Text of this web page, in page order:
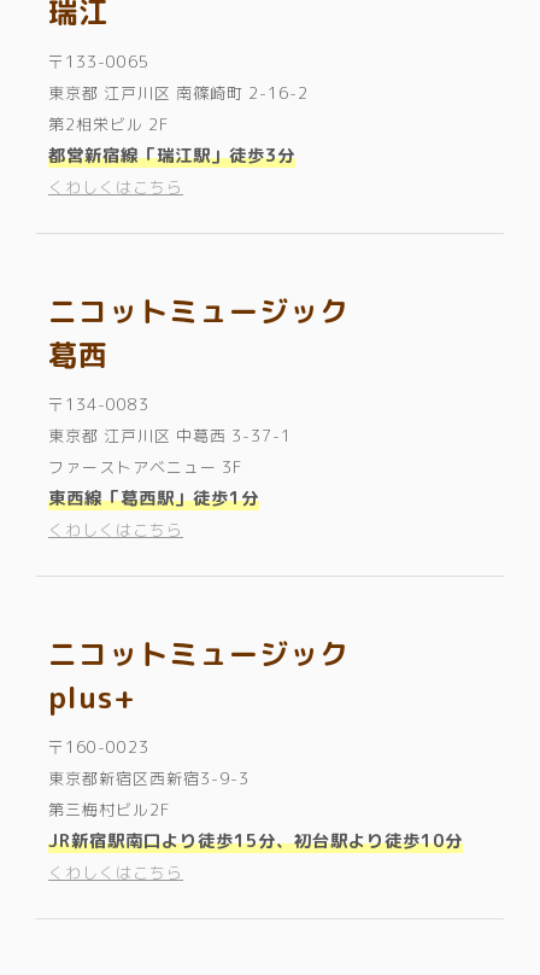
瑞江
〒133-0065
東京都 江戸川区 南篠崎町 2-16-2
第2相栄ビル 2F
都営新宿線「瑞江駅」徒歩3分
くわしくはこちら
ニコットミュージック
葛西
〒134-0083
東京都 江戸川区 中葛西 3-37-1
ファーストアベニュー 3F
東西線「葛西駅」徒歩1分
くわしくはこちら
ニコットミュージック
plus+
〒160-0023
東京都新宿区西新宿3-9-3
第三梅村ビル2F
JR新宿駅南口より徒歩15分、初台駅より徒歩10分
くわしくはこちら